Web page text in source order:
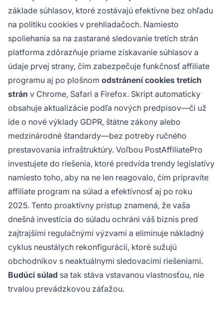
základe súhlasov, ktoré zostávajú efektívne bez ohľadu
na politiku cookies v prehliadačoch. Namiesto
spoliehania sa na zastarané sledovanie tretích strán
platforma zdôrazňuje priame získavanie súhlasov a
údaje prvej strany, čím zabezpečuje funkčnosť affiliate
programu aj po plošnom odstránení cookies tretích
strán v Chrome, Safari a Firefox. Skript automaticky
obsahuje aktualizácie podľa nových predpisov—či už
ide o nové výklady GDPR, štátne zákony alebo
medzinárodné štandardy—bez potreby ručného
prestavovania infraštruktúry. Voľbou PostAffiliatePro
investujete do riešenia, ktoré predvída trendy legislatívy
namiesto toho, aby na ne len reagovalo, čím pripravíte
affiliate program na súlad a efektívnosť aj po roku
2025. Tento proaktívny prístup znamená, že vaša
dnešná investícia do súladu ochráni váš biznis pred
zajtrajšími regulačnými výzvami a eliminuje nákladný
cyklus neustálych rekonfigurácií, ktoré sužujú
obchodníkov s neaktuálnymi sledovacími riešeniami.
Budúci súlad sa tak stáva vstavanou vlastnosťou, nie
trvalou prevádzkovou záťažou.